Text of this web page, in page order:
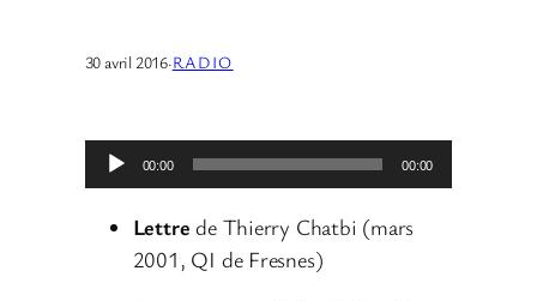
30 avril 2016·RADIO
e
00:00 00:00
Lettre de Thierry Chatbi (mars
2001, QI de Fresnes)